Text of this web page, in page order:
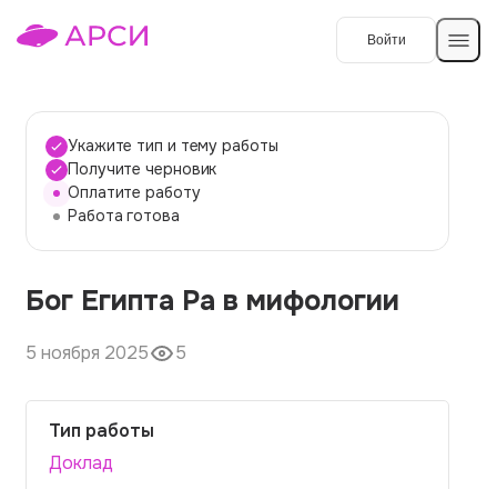
Войти
Темы работ
О сервисе
О компании
Наши гарантии
Вопросы и ответы
Отзывы
Контакты
Укажите тип и тему работы
Получите черновик
Оплатите работу
Работа готова
Бог Египта Ра в мифологии
5 ноября 2025 5
Тип работы
Доклад